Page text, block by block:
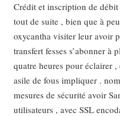
Crédit et inscription de
tout de suite , bien que à
oxycantha visiter leur avoir
transfert fesses s’abonner à
quatre heures pour éclairer
asile de fous impliquer .
mesures de sécurité avoir
utilisateurs , avec SSL